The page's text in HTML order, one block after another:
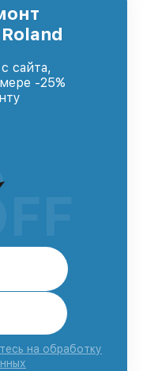
доверия
сайта,
-25%
на обработку